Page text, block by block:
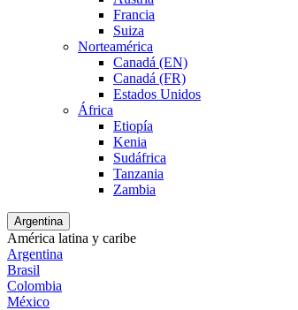
Francia
Suiza
Norteamérica
Canadá (EN)
Canadá (FR)
Estados Unidos
África
Etiopía
Kenia
Sudáfrica
Tanzania
Zambia
Argentina
América latina y caribe
Argentina
Brasil
Colombia
México